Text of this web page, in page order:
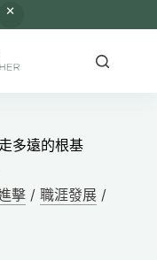
多遠的根基
擊/ 職涯發展/